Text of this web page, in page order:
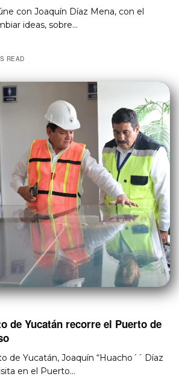
con Joaquín Díaz Mena, con el
ideas, sobre…
READ
de Yucatán recorre el Puerto de
de Yucatán, Joaquín “Huacho´´ Díaz
en el Puerto…